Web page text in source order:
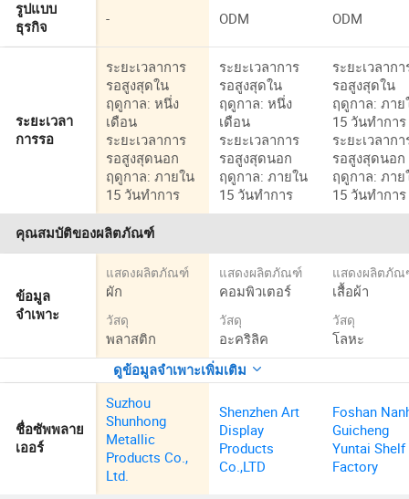
รูปแบบ
ธุรกิจ
- ODM ODM
ระยะเวลา
การรอ
ระยะเวลาการ
รอสูงสุดใน
ฤดูกาล: หนึ่ง
เดือน
ระยะเวลาการ
รอสูงสุดนอก
ฤดูกาล: ภายใน
15 วันทำการ
ระยะเวลาการ
รอสูงสุดใน
ฤดูกาล: หนึ่ง
เดือน
ระยะเวลาการ
รอสูงสุดนอก
ฤดูกาล: ภายใน
15 วันทำการ
ระยะเวลากา
รอสูงสุดใน
ฤดูกาล: ภาย
15 วันทำการ
ระยะเวลากา
รอสูงสุดนอก
ฤดูกาล: ภาย
15 วันทำการ
คุณสมบัติของผลิตภัณฑ์
ข้อมูล
จำเพาะ
แสดงผลิตภัณฑ์
ผัก
วัสดุ
พลาสติก
แสดงผลิตภัณฑ์
คอมพิวเตอร์
วัสดุ
อะคริลิค
แสดงผลิตภั
เสื้อผ้า
วัสดุ
โลหะ
ดูข้อมูลจำเพาะเพิ่มเติม
ชื่อซัพพลาย
เออร์
Suzhou
Shunhong
Metallic
Products Co.,
Ltd.
Shenzhen Art
Display
Products
Co.,LTD
Foshan
Guicheng
Yuntai Shelf
Factory